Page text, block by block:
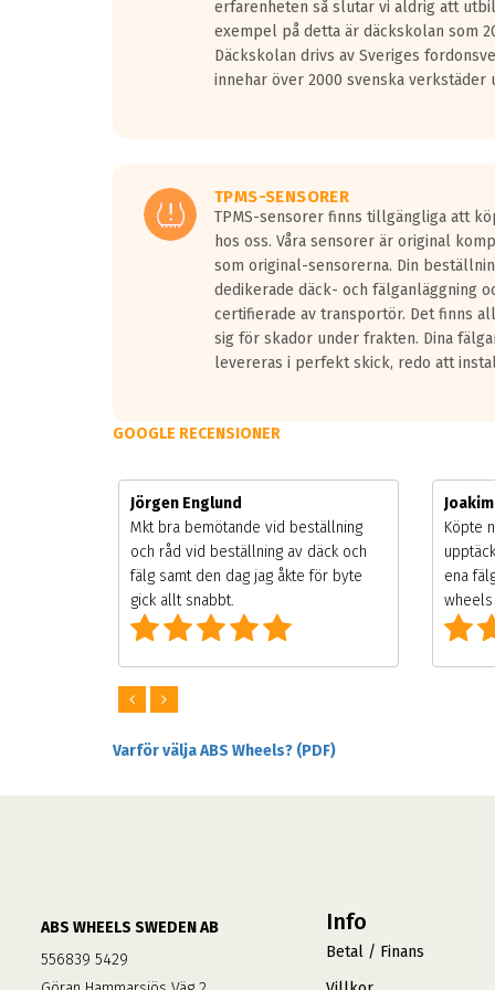
Vid körning i över 50km/h brukar
På däckmärkningen kommer det finnas en
medans de vita vågorna påvisar om det är ett tyst
Ett däck med tre svarta vågor uppnår de
erfarenheten så slutar vi aldrig att
exempel på detta är däckskolan som
Däckskolan drivs av Sveriges
innehar över 2000 svenska verkstäder
TPMS-SENSORER
TPMS-sensorer finns tillgängliga att
hos oss. Våra sensorer är original
som original-sensorerna. Din
dedikerade däck- och fälganläggning
certifierade av transportör. Det finns
sig för skador under frakten. Dina
levereras i perfekt skick, redo att
GOOGLE RECENSIONER
Jörgen Englund
Mkt bra bemötande vid beställning
och råd vid beställning av däck och
fälg samt den dag jag åkte för byte
gick allt snabbt.
Köpte
ena
Varför välja ABS Wheels? (PDF)
ABS WHEELS SWEDEN AB
556839 5429
Info
Betal / Finans